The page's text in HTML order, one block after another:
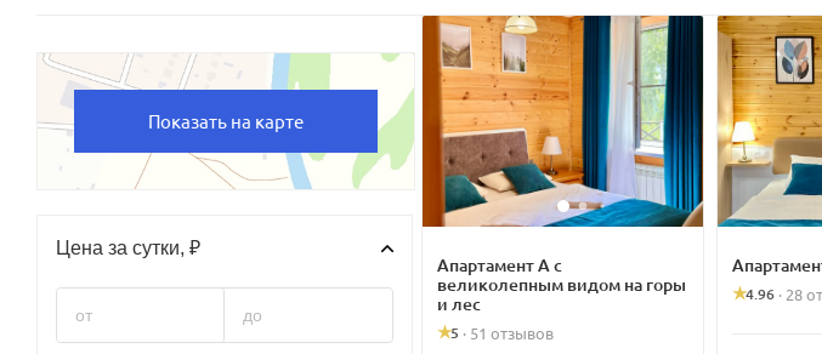
Апартамент А с
великолепным видом на горы
и лес
5 · 51 отзывов
4.96 · 28
Показать на карте
Цена за сутки, ₽